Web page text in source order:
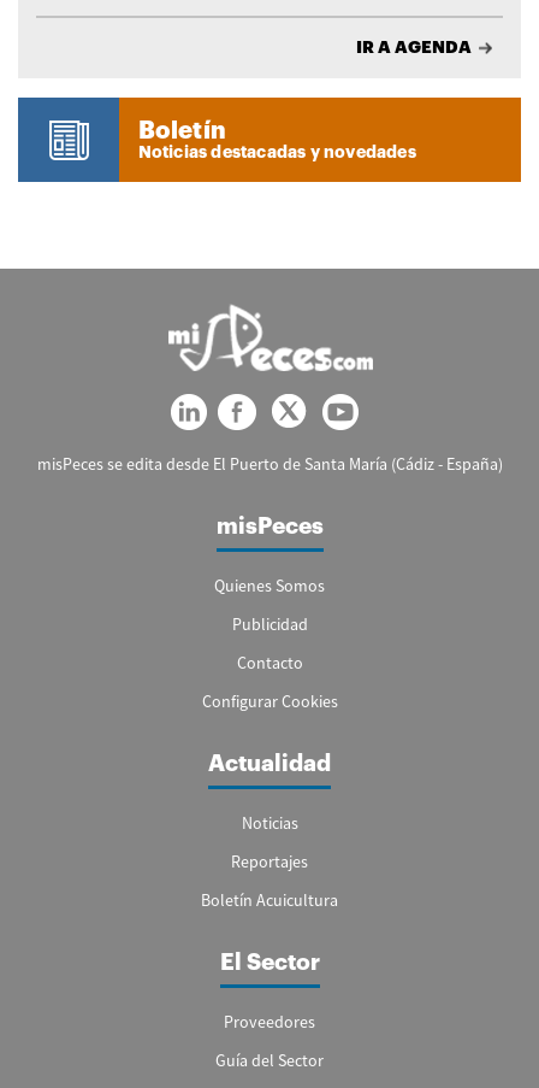
IR A AGENDA
Boletín
Noticias destacadas y novedades
misPeces se edita desde El Puerto de Santa María (Cádiz - España)
misPeces
Quienes Somos
Publicidad
Contacto
Configurar Cookies
Actualidad
Noticias
Reportajes
Boletín Acuicultura
El Sector
Proveedores
Guía del Sector